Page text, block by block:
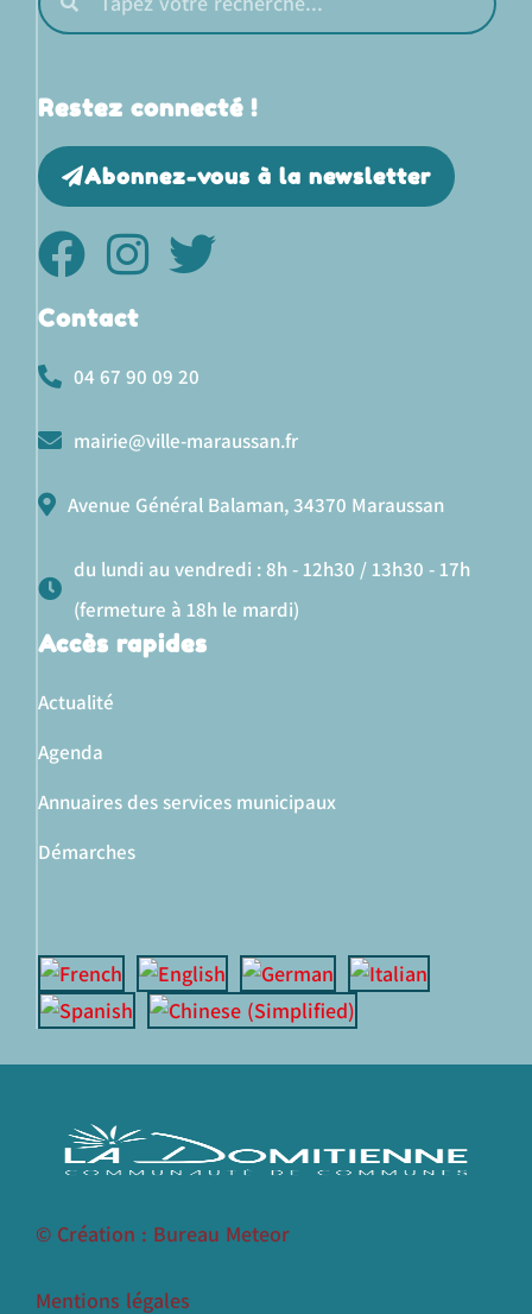
Restez connecté !
Abonnez-vous à la newsletter
Contact
04 67 90 09 20
mairie@ville-maraussan.fr
Avenue Général Balaman, 34370 Maraussan
du lundi au vendredi : 8h - 12h30 / 13h30 - 17h
(fermeture à 18h le mardi)
Accès rapides
Actualité
Agenda
Annuaires des services municipaux
Démarches
© Création : Bureau Meteor
Mentions légales